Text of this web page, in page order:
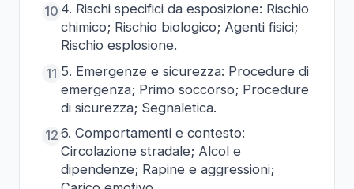
10 4. Rischi specifici da esposizione: Rischio
chimico; Rischio biologico; Agenti fisici;
Rischio esplosione.
11 5. Emergenze e sicurezza: Procedure di
emergenza; Primo soccorso; Procedure
di sicurezza; Segnaletica.
12 6. Comportamenti e contesto:
Circolazione stradale; Alcol e
dipendenze; Rapine e aggressioni;